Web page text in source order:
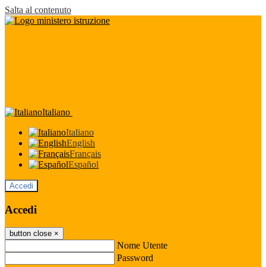
Salta al contenuto
Italiano
Italiano
English
Français
Español
Accedi
Accedi
button close ×
Nome Utente
Password